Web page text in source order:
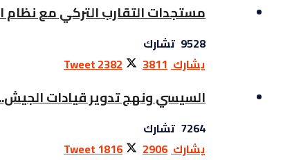
مستجدات التقارب التركي مع نظام
9528 تشارك
يشارك 3811
Tweet2382
السيسي ونهج تدوير قيادات الجيش..
7264 تشارك
يشارك 2906
Tweet1816